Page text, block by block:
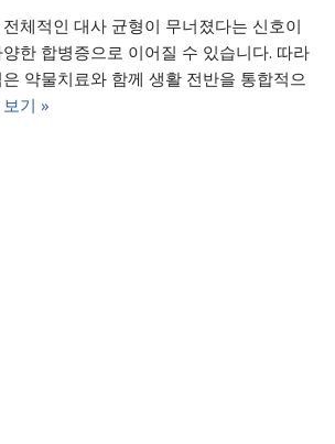
체적인 대사 균형이 무너졌다는 신호이
한 합병증으로 이어질 수 있습니다. 따라
약물치료와 함께 생활 전반을 통합적으
기 »